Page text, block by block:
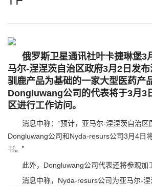
俄罗斯卫星通讯社叶卡捷琳堡3
马尔-涅涅茨自治区政府3月2日发
驯鹿产品为基础的一家大型医药产
Dongluwang公司的代表将于3月3
区进行工作访问。
消息中称：“预计，亚马尔-涅涅茨自治区
Dongluwang公司和Nyda-resurs公司3月4日
书。”
此外，Dongluwang公司代表还将参观加
消息中称，Nyda-resurs公司为亚马尔-